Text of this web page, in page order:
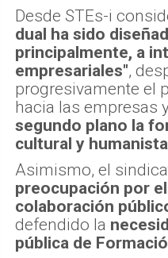
Desde STEs-i
dual ha sido
principalmente, a
empresariales",
progresivamente el
hacia las empresas
segundo plano la
cultural y
Asimismo, el
preocupación por
colaboración
defendido la
pública de